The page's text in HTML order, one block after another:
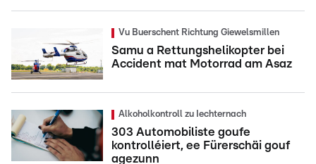
Vu Buerschent Richtung Giewelsmillen
Samu a Rettungshelikopter bei
Accident mat Motorrad am Asaz
Alkoholkontroll zu Iechternach
303 Automobiliste goufe
kontrolléiert, ee Fürerschäi gouf
agezunn